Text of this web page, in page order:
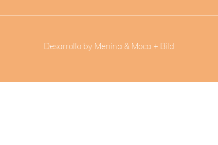
Desarrollo by Menina & Moca + Bild